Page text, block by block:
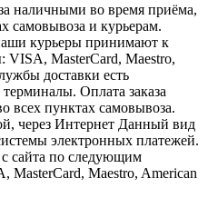
наличными во время приёма,
самовывоза и курьерам.
курьеры принимают к
VISA, MasterCard, Maestro,
доставки есть
Оплата заказа
всех пунктах самовывоза.
через Интернет Данный вид
электронных платежей.
сайта по следующим
MasterCard, Maestro, American